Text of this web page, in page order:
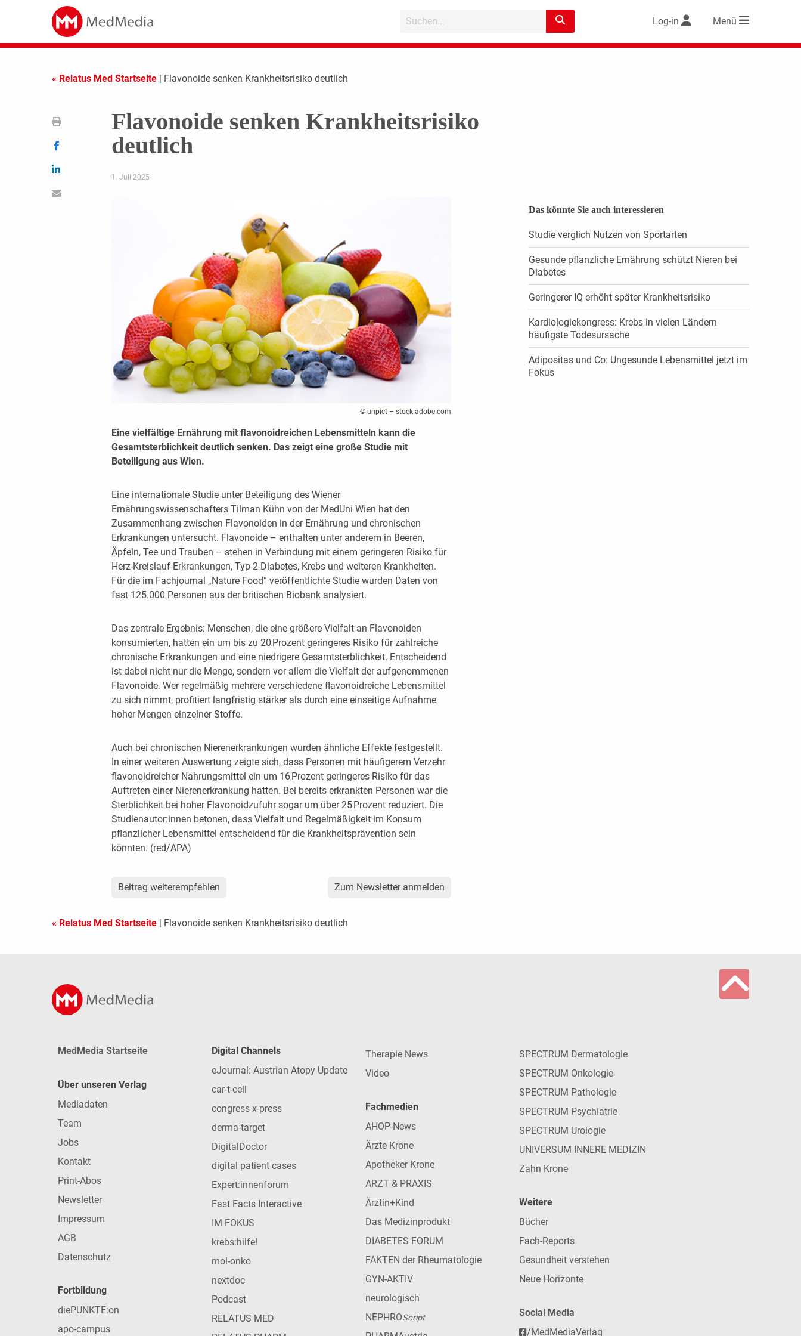
Log-in Menü
« Relatus Med Startseite | Flavonoide senken Krankheitsrisiko deutlich
Flavonoide senken Krankheitsrisiko
deutlich
1. Juli 2025
© unpict – stock.adobe.com
Eine vielfältige Ernährung mit flavonoidreichen Lebensmitteln kann die
Gesamtsterblichkeit deutlich senken. Das zeigt eine große Studie mit
Beteiligung aus Wien.
Eine internationale Studie unter Beteiligung des Wiener
Ernährungswissenschafters Tilman Kühn von der MedUni Wien hat den
Zusammenhang zwischen Flavonoiden in der Ernährung und chronischen
Erkrankungen untersucht. Flavonoide – enthalten unter anderem in Beeren,
Äpfeln, Tee und Trauben – stehen in Verbindung mit einem geringeren Risiko für
Herz-Kreislauf-Erkrankungen, Typ-2-Diabetes, Krebs und weiteren Krankheiten.
Für die im Fachjournal „Nature Food“ veröffentlichte Studie wurden Daten von
fast 125.000 Personen aus der britischen Biobank analysiert.
Das zentrale Ergebnis: Menschen, die eine größere Vielfalt an Flavonoiden
konsumierten, hatten ein um bis zu 20 Prozent geringeres Risiko für zahlreiche
chronische Erkrankungen und eine niedrigere Gesamtsterblichkeit. Entscheidend
ist dabei nicht nur die Menge, sondern vor allem die Vielfalt der aufgenommenen
Flavonoide. Wer regelmäßig mehrere verschiedene flavonoidreiche Lebensmittel
zu sich nimmt, profitiert langfristig stärker als durch eine einseitige Aufnahme
hoher Mengen einzelner Stoffe.
Auch bei chronischen Nierenerkrankungen wurden ähnliche Effekte festgestellt.
In einer weiteren Auswertung zeigte sich, dass Personen mit häufigerem Verzehr
flavonoidreicher Nahrungsmittel ein um 16 Prozent geringeres Risiko für das
Auftreten einer Nierenerkrankung hatten. Bei bereits erkrankten Personen war die
Sterblichkeit bei hoher Flavonoidzufuhr sogar um über 25 Prozent reduziert. Die
Studienautor:innen betonen, dass Vielfalt und Regelmäßigkeit im Konsum
pflanzlicher Lebensmittel entscheidend für die Krankheitsprävention sein
könnten. (red/APA)
Beitrag weiterempfehlen Zum Newsletter anmelden
Das könnte Sie auch interessieren
Studie verglich Nutzen von Sportarten
Gesunde pflanzliche Ernährung schützt Nieren bei
Diabetes
Geringerer IQ erhöht später Krankheitsrisiko
Kardiologiekongress: Krebs in vielen Ländern
häufigste Todesursache
Adipositas und Co: Ungesunde Lebensmittel jetzt im
Fokus
« Relatus Med Startseite | Flavonoide senken Krankheitsrisiko deutlich
MedMedia Startseite
Über unseren Verlag
Mediadaten
Team
Jobs
Kontakt
Print-Abos
Newsletter
Impressum
AGB
Datenschutz
Fortbildung
diePUNKTE:on
apo-campus
Digital Channels
eJournal: Austrian Atopy Update
car-t-cell
congress x-press
derma-target
DigitalDoctor
digital patient cases
Expert:innenforum
Fast Facts Interactive
IM FOKUS
krebs:hilfe!
mol-onko
nextdoc
Podcast
RELATUS MED
Therapie News
Video
Fachmedien
AHOP-News
Ärzte Krone
Apotheker Krone
ARZT & PRAXIS
Ärztin+Kind
Das Medizinprodukt
DIABETES FORUM
FAKTEN der Rheumatologie
GYN-AKTIV
neurologisch
NEPHROScript
SPECTRUM Dermatologie
SPECTRUM Onkologie
SPECTRUM Pathologie
SPECTRUM Psychiatrie
SPECTRUM Urologie
UNIVERSUM INNERE MEDIZIN
Zahn Krone
Weitere
Bücher
Fach-Reports
Gesundheit verstehen
Neue Horizonte
Social Media
/MedMediaVerlag